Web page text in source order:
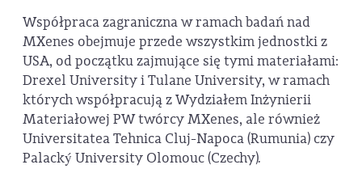
Współpraca zagraniczna w ramach badań nad
MXenes obejmuje przede wszystkim jednostki z
USA, od początku zajmujące się tymi materiałami:
Drexel University i Tulane University, w ramach
których współpracują z Wydziałem Inżynierii
Materiałowej PW twórcy MXenes, ale również
Universitatea Tehnica Cluj-Napoca (Rumunia) czy
Palacký University Olomouc (Czechy).